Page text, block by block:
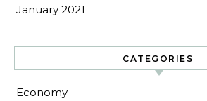
January 2021
CATEGORIES
Economy